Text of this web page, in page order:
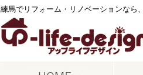
練馬でリフォーム・リノベーションなら